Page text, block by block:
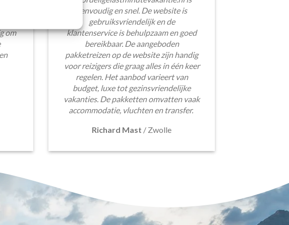
om
eenvoudig en snel. De website is
gebruiksvriendelijk en de
klantenservice is behulpzaam en goed
bereikbaar. De aangeboden
pakketreizen op de website zijn handig
voor reizigers die graag alles in één keer
regelen. Het aanbod varieert van
budget, luxe tot gezinsvriendelijke
vakanties. De pakketten omvatten vaak
accommodatie, vluchten en transfer.
Richard Mast / Zwolle